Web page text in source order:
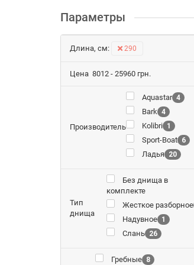
Параметры
Длина, см: 290
Цена 8012 - 25960 грн.
Производитель
Aquastar 4
Bark 4
Kolibri 1
Sport-Boat 6
Ладья 20
Тип
днища
Без днища в
комплекте
Жесткое разборное
Надувное 1
Слань 26
Гребные 8